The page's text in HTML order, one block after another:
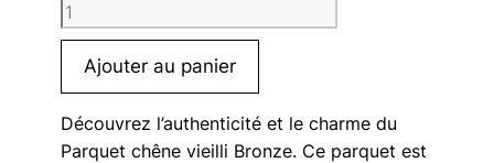
quantité
de
Parquet
chêne
vieilli
Bronze
Ajouter au panier
Découvrez l’authenticité et le charme du
Parquet chêne vieilli Bronze. Ce parquet est